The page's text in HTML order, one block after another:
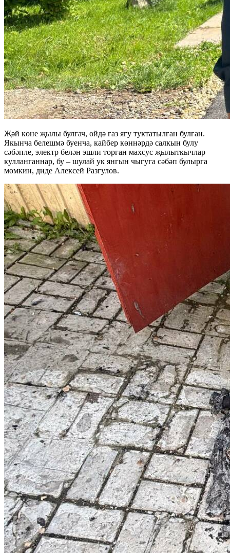
Җәй көне җылы булгач, өйдә газ ягу туктатылган булган.
Якынча белешмә буенча, кайбер көннәрдә салкын булу
сәбәпле, электр белән эшли торган махсус җылыткычлар
кулланганнар, бу – шулай ук янгын чыгуга сәбәп булырга
мөмкин, диде Алексей Разгулов.